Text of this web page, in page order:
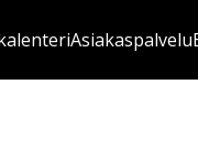
Asiakaspalvelu